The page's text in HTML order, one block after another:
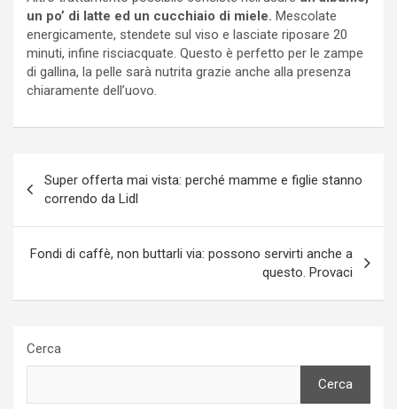
un po’ di latte ed un cucchiaio di miele. Mescolate
energicamente, stendete sul viso e lasciate riposare 20
minuti, infine risciacquate. Questo è perfetto per le zampe
di gallina, la pelle sarà nutrita grazie anche alla presenza
chiaramente dell’uovo.
articoli
Super offerta mai vista: perché mamme e figlie stanno
correndo da Lidl
Fondi di caffè, non buttarli via: possono servirti anche a
questo. Provaci
Cerca
Cerca